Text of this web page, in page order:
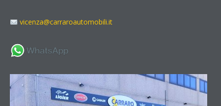
vicenza@carraroautomobili.it